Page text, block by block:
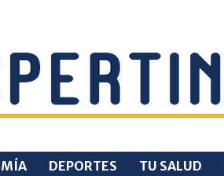
DEPORTES TU SALUD